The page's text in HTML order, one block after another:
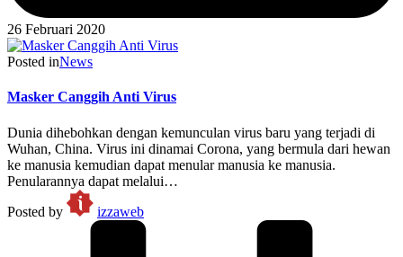
26 Februari 2020
Posted inNews
Masker Canggih Anti Virus
Dunia dihebohkan dengan kemunculan virus baru yang terjadi di
Wuhan, China. Virus ini dinamai Corona, yang bermula dari hewan
ke manusia kemudian dapat menular manusia ke manusia.
Penularannya dapat melalui…
Posted by
izzaweb